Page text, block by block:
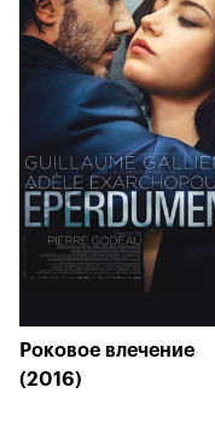
Роковое влечение
(2016)